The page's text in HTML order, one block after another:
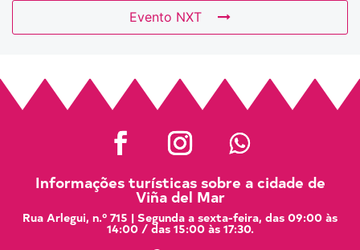
Evento NXT
Informações turísticas sobre a cidade de
Viña del Mar
Rua Arlegui, n.º 715 | Segunda a sexta-feira, das 09:00 às
14:00 / das 15:00 às 17:30.